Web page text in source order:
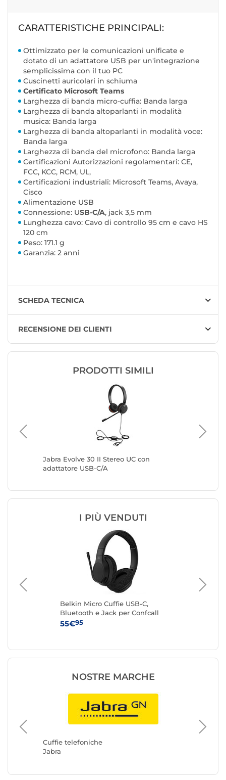
CARATTERISTICHE PRINCIPALI:
Ottimizzato per le comunicazioni unificate e
dotato di un adattatore USB per un'integrazione
semplicissima con il tuo PC
Cuscinetti auricolari in schiuma
Certificato Microsoft Teams
Larghezza di banda micro-cuffia: Banda larga
Larghezza di banda altoparlanti in modalità
musica: Banda larga
Larghezza di banda altoparlanti in modalità voce:
Banda larga
Larghezza di banda del microfono: Banda larga
Certificazioni Autorizzazioni regolamentari: CE,
FCC, KCC, RCM, UL,
Certificazioni industriali: Microsoft Teams, Avaya,
Cisco
Alimentazione USB
Connessione: USB-C/A, jack 3,5 mm
Lunghezza cavo: Cavo di controllo 95 cm e cavo HS
120 cm
Peso: 171.1 g
Garanzia: 2 anni
SCHEDA TECNICA
RECENSIONE DEI CLIENTI
PRODOTTI SIMILI
Jabra Evolve 30 II Stereo UC con
adattatore USB-C/A
I PIÙ VENDUTI
Belkin Micro Cuffie USB-C,
Bluetooth e Jack per Confcall
55€95
NOSTRE MARCHE
Cuffie telefoniche
Jabra
Cuffie
Belkin